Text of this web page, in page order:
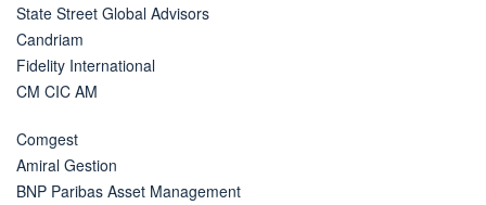
State Street Global Advisors
Candriam
Fidelity International
CM CIC AM
Comgest
Amiral Gestion
BNP Paribas Asset Management